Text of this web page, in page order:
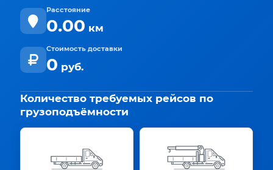
Расстояние
0.00 км
Стоимость доставки
0 руб.
Количество требуемых рейсов по
грузоподъёмности